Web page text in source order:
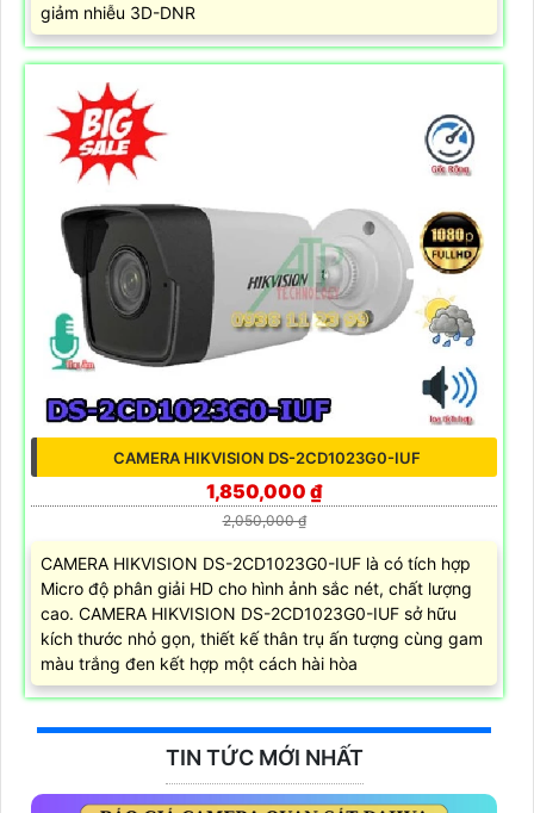
giảm nhiễu 3D-DNR
CAMERA HIKVISION DS-2CD1023G0-IUF
1,850,000 ₫
2,050,000 ₫
CAMERA HIKVISION DS-2CD1023G0-IUF là có tích hợp
Micro độ phân giải HD cho hình ảnh sắc nét, chất lượng
cao. CAMERA HIKVISION DS-2CD1023G0-IUF sở hữu
kích thước nhỏ gọn, thiết kế thân trụ ấn tượng cùng gam
màu trắng đen kết hợp một cách hài hòa
TIN TỨC MỚI NHẤT